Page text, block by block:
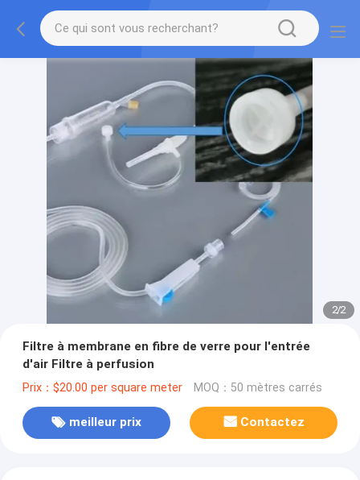
2/2
Filtre à membrane en fibre de verre pour l'entrée
d'air Filtre à perfusion
Prix：$20.00 per square meter MOQ：50 mètres carrés
meilleur prix Contactez